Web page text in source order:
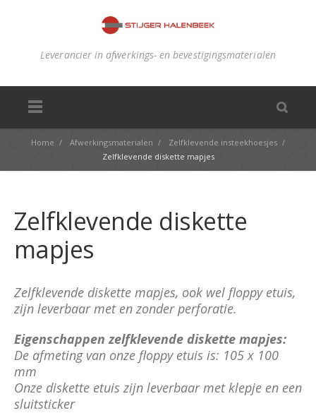
Leverancier in afwerkings- en bevestigingsmaterialen
Home / Afwerkingsmaterialen / Zelfklevende insteekhoesjes /
Zelfklevende diskette mapjes
Zelfklevende diskette
mapjes
Zelfklevende diskette mapjes, ook wel floppy etuis,
zijn leverbaar met en zonder perforatie.
Eigenschappen zelfklevende diskette mapjes:
De afmeting van onze floppy etuis is: 105 x 100
mm
Onze diskette etuis zijn leverbaar met klepje en een
sluitsticker